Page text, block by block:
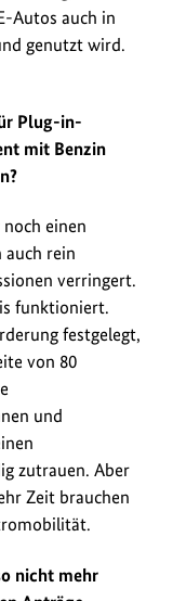
Autos auch in
genutzt wird.
Plug-in-
mit Benzin
einen
auch rein
verringert.
funktioniert.
festgelegt,
von 80
und
zutrauen. Aber
Zeit brauchen
nicht mehr